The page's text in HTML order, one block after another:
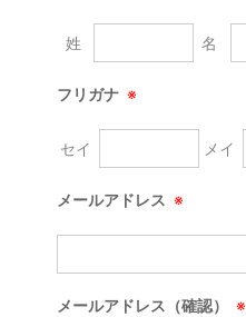
姓 名
フリガナ ※
セイ メイ
メールアドレス ※
メールアドレス（確認） ※